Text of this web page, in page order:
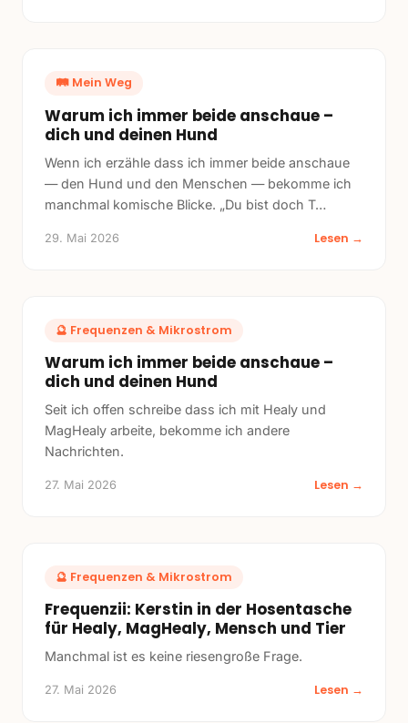
🛤️ Mein Weg
Warum ich immer beide anschaue –
dich und deinen Hund
Wenn ich erzähle dass ich immer beide anschaue
— den Hund und den Menschen — bekomme ich
manchmal komische Blicke. „Du bist doch T…
29. Mai 2026 Lesen →
🔮 Frequenzen & Mikrostrom
Warum ich immer beide anschaue –
dich und deinen Hund
Seit ich offen schreibe dass ich mit Healy und
MagHealy arbeite, bekomme ich andere
Nachrichten.
27. Mai 2026 Lesen →
🔮 Frequenzen & Mikrostrom
Frequenzii: Kerstin in der Hosentasche
für Healy, MagHealy, Mensch und Tier
Manchmal ist es keine riesengroße Frage.
27. Mai 2026 Lesen →